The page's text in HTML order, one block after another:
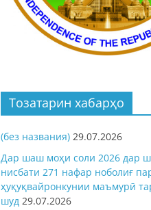
Тозатарин хабарҳо
(без названия) 29.07.2026
Дар шаш моҳи соли 2026 дар
нисбати 271 нафар ноболиғ
ҳуқуқвайронкунии маъмурӣ
шуд 29.07.2026